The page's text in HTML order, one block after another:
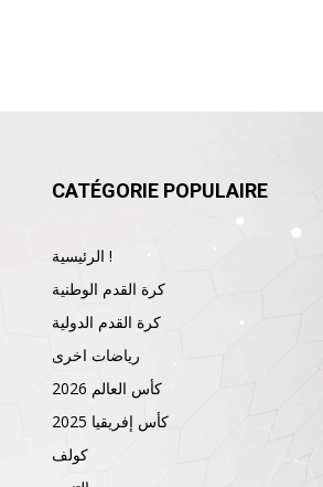
CATÉGORIE POPULAIRE
الرئيسية !
كرة القدم الوطنية
كرة القدم الدولية
رياضات اخرى
كأس العالم 2026
كأس إفريقيا 2025
كولف